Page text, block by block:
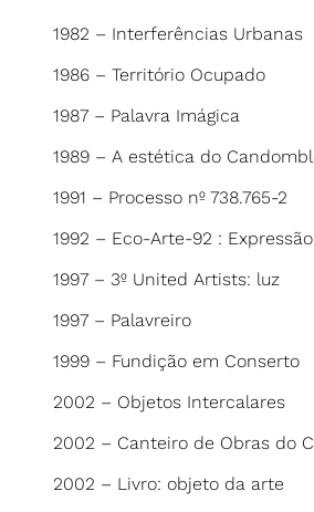
1982 – Interferências Urbanas
1986 – Território Ocupado
1987 – Palavra Imágica
1989 – A estética do
1991 – Processo nº 738.765-2
1992 – Eco-Arte-92 :
1997 – 3º United Artists: luz
1997 – Palavreiro
1999 – Fundição em Conserto
2002 – Objetos Intercalares
2002 – Canteiro de Obras do
2002 – Livro: objeto da arte